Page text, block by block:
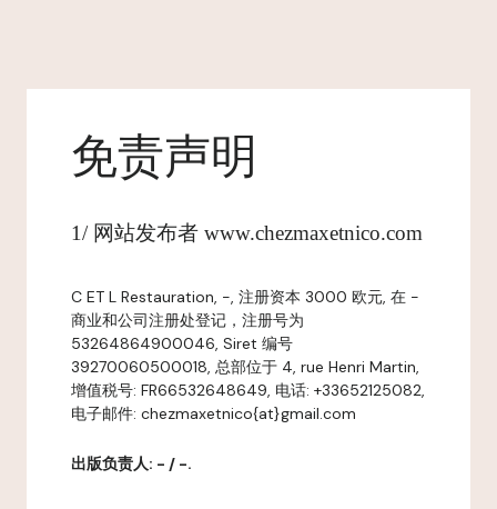
免责声明
1/ 网站发布者 www.chezmaxetnico.com
C ET L Restauration, -, 注册资本 3000 欧元, 在 -
商业和公司注册处登记，注册号为
53264864900046, Siret 编号
39270060500018, 总部位于 4, rue Henri Martin,
增值税号: FR66532648649, 电话: +33652125082,
电子邮件: chezmaxetnico{at}gmail.com
出版负责人: - / -.